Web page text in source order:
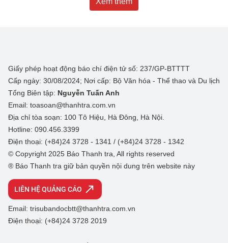
Giấy phép hoạt động báo chí điện tử số: 237/GP-BTTTT
Cấp ngày: 30/08/2024; Nơi cấp: Bộ Văn hóa - Thể thao và Du lịch
Tổng Biên tập: Nguyễn Tuấn Anh
Email: toasoan@thanhtra.com.vn
Địa chỉ tòa soạn: 100 Tô Hiệu, Hà Đông, Hà Nội.
Hotline: 090.456.3399
Điện thoại: (+84)24 3728 - 1341 / (+84)24 3728 - 1342
© Copyright 2025 Báo Thanh tra, All rights reserved
® Báo Thanh tra giữ bản quyền nội dung trên website này
LIÊN HỆ QUẢNG CÁO
Email: trisubandocbtt@thanhtra.com.vn
Điện thoại: (+84)24 3728 2019